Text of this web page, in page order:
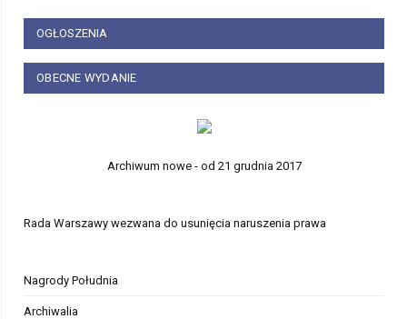
OGŁOSZENIA
OBECNE WYDANIE
Archiwum nowe - od 21 grudnia 2017
Rada Warszawy wezwana do usunięcia naruszenia prawa
Nagrody Południa
Archiwalia